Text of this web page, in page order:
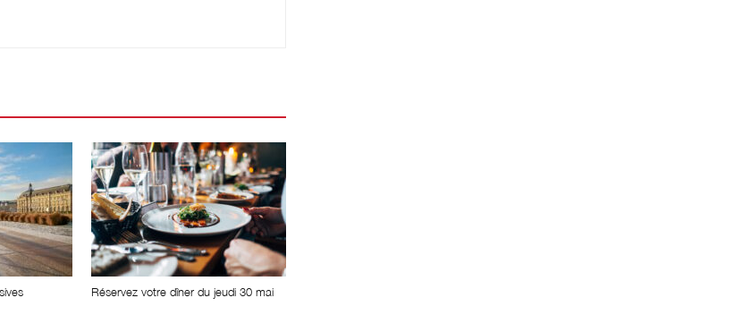
Réservez votre dîner du jeudi 30 mai